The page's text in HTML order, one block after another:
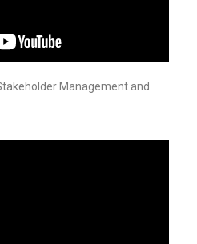
Management and